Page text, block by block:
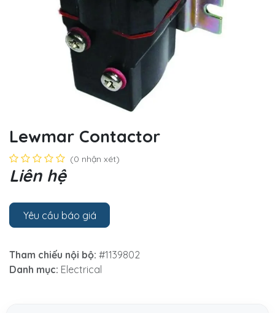
Lewmar Contactor
(0 nhận xét)
Liên hệ
Yêu cầu báo giá
Tham chiếu nội bộ: #1139802
Danh mục: Electrical